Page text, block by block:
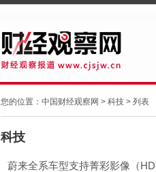
您的位置： 中国财经观察网 > 科技 > 列表
科技
蔚来全系车型支持菁彩影像（